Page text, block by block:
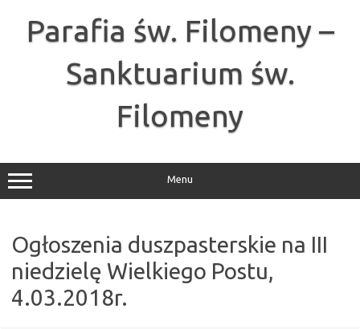
Parafia św. Filomeny –
Sanktuarium św.
Filomeny
Menu
Ogłoszenia duszpasterskie na III
niedzielę Wielkiego Postu,
4.03.2018r.